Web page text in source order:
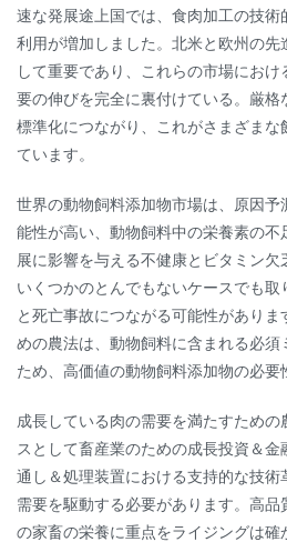
速な発展途上国では、食肉加工の技
利用が増加しました。北米と欧州の先
して重要であり、これらの市場にお
要の伸びを完全に裏付けている。厳
標準化につながり、これがさまざまな
ています。
世界の動物飼料添加物市場は、原因
能性が高い、動物飼料中の栄養素の
展に影響を与える不健康とビタミン
いくつかのとんでもないケースでも
と死亡事故につながる可能性があり
めの農法は、動物飼料に含まれる必須
ため、高価値の動物飼料添加物の必要
成長している肉の需要を満たすため
スとして畜産業のための成長投資＆金
通し＆処理装置における支持的な技
需要を駆動する必要があります。高
の家畜の栄養に重点をライジングは